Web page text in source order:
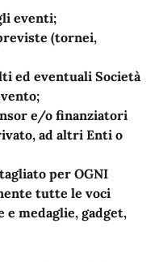
eventi;
(tornei,
ed eventuali Società
e/o finanziatori
ad altri Enti o
per OGNI
tutte le voci
medaglie, gadget,